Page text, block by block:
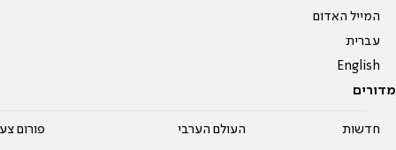
המייל האדום
עברית
English
מדורים
חדשות
העולם הערבי
פורום